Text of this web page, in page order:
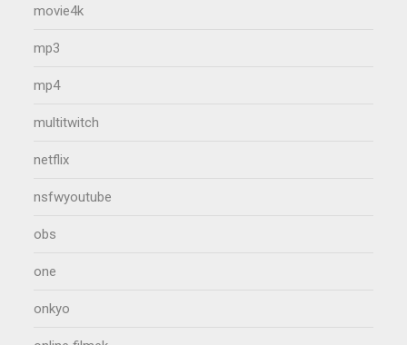
movie4k
mp3
mp4
multitwitch
netflix
nsfwyoutube
obs
one
onkyo